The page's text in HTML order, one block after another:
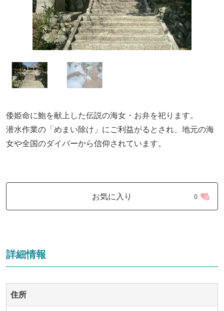
倭姫命に鮑を献上した伝説の海女・お弁を祀ります。
潜水作業の「めまい除け」にご利益がるとされ、地元の海
女や全国のダイバーから信仰されています。
お気に入り 0
詳細情報
住所